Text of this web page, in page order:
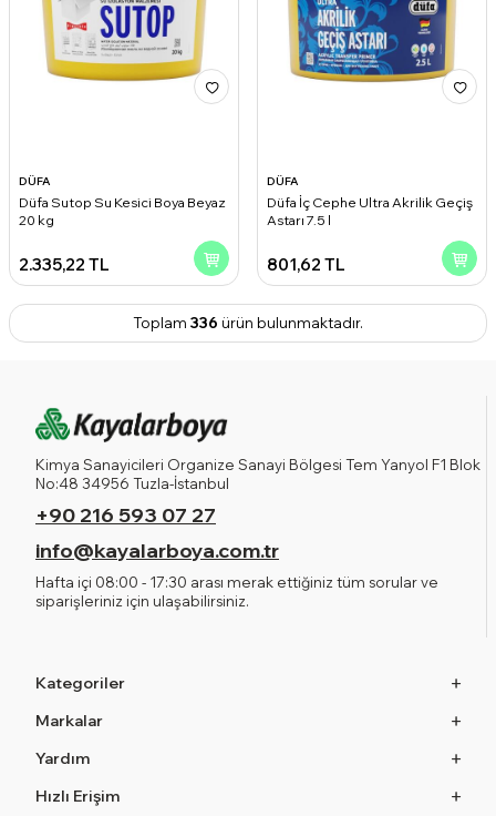
DÜFA
Düfa Sutop Su Kesici Boya Beyaz
20 kg
2.335,22 TL
DÜFA
Düfa İç Cephe Ultra Akrilik Geçiş
Astarı 7.5 l
801,62 TL
Toplam 336 ürün bulunmaktadır.
Kimya Sanayicileri Organize Sanayi Bölgesi Tem Yanyol F1 Blok
No:48 34956 Tuzla-İstanbul
+90 216 593 07 27
info@kayalarboya.com.tr
Hafta içi 08:00 - 17:30 arası merak ettiğiniz tüm sorular ve
siparişleriniz için ulaşabilirsiniz.
Kategoriler
Markalar
Yardım
Hızlı Erişim